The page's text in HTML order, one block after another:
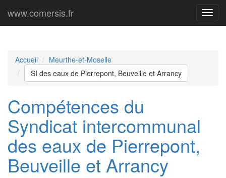
Menu
www.comersis.fr
Accueil
Meurthe-et-Moselle
SI des eaux de Pierrepont, Beuveille et Arrancy
Compétences du
Syndicat intercommunal
des eaux de Pierrepont,
Beuveille et Arrancy